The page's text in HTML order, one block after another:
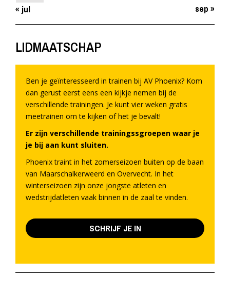
« jul sep »
LIDMAATSCHAP
Ben je geïnteresseerd in trainen bij AV Phoenix? Kom
dan gerust eerst eens een kijkje nemen bij de
verschillende trainingen. Je kunt vier weken gratis
meetrainen om te kijken of het je bevalt!
Er zijn verschillende trainingssgroepen waar je
je bij aan kunt sluiten.
Phoenix traint in het zomerseizoen buiten op de baan
van Maarschalkerweerd en Overvecht. In het
winterseizoen zijn onze jongste atleten en
wedstrijdatleten vaak binnen in de zaal te vinden.
SCHRIJF JE IN